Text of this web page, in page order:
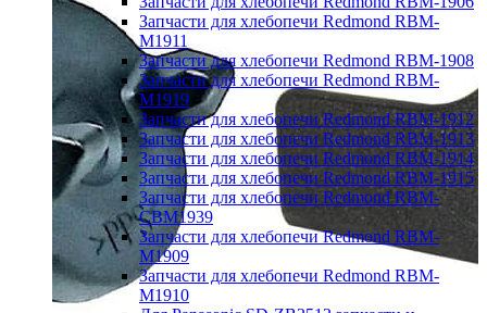
Запчасти для хлебопечи Redmond RBM-
M1911
Запчасти для хлебопечи Redmond RBM-1908
Запчасти для хлебопечи Redmond RBM-
M1919
Запчасти для хлебопечи Redmond RBM-1912
Запчасти для хлебопечи Redmond RBM-1913
Запчасти для хлебопечи Redmond RBM-1914
Запчасти для хлебопечи Redmond RBM-1915
Запчасти для хлебопечи Redmond RBM-
CBM1939
Запчасти для хлебопечи Redmond RBM-
M1909
Запчасти для хлебопечи Redmond RBM-
M1910